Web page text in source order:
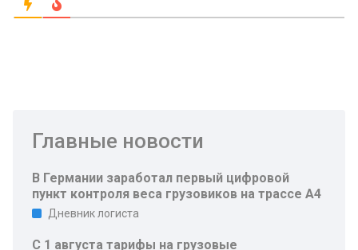
Главные новости
В Германии заработал первый цифровой
пункт контроля веса грузовиков на трассе A4
Дневник логиста
С 1 августа тарифы на грузовые